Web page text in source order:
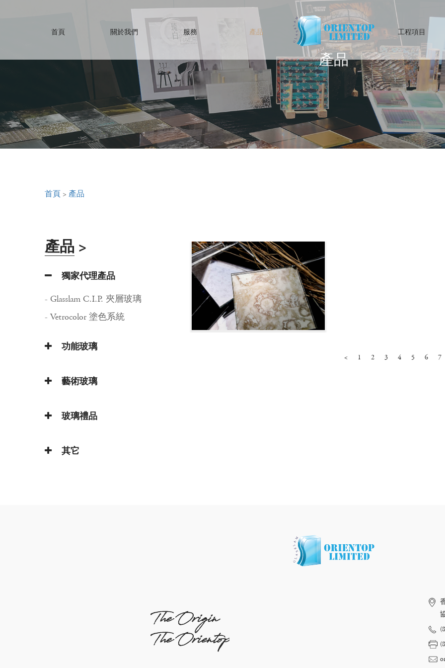
首頁 關於我們 服務 產品 工程項目
產品
首頁 > 產品
產品 >
獨家代理產品
- Glasslam C.I.P. 夾層玻璃
- Vetrocolor 塗色系統
功能玻璃
藝術玻璃
玻璃禮品
其它
< 1 2 3 4 5 6 7
The Origin
The Orientop